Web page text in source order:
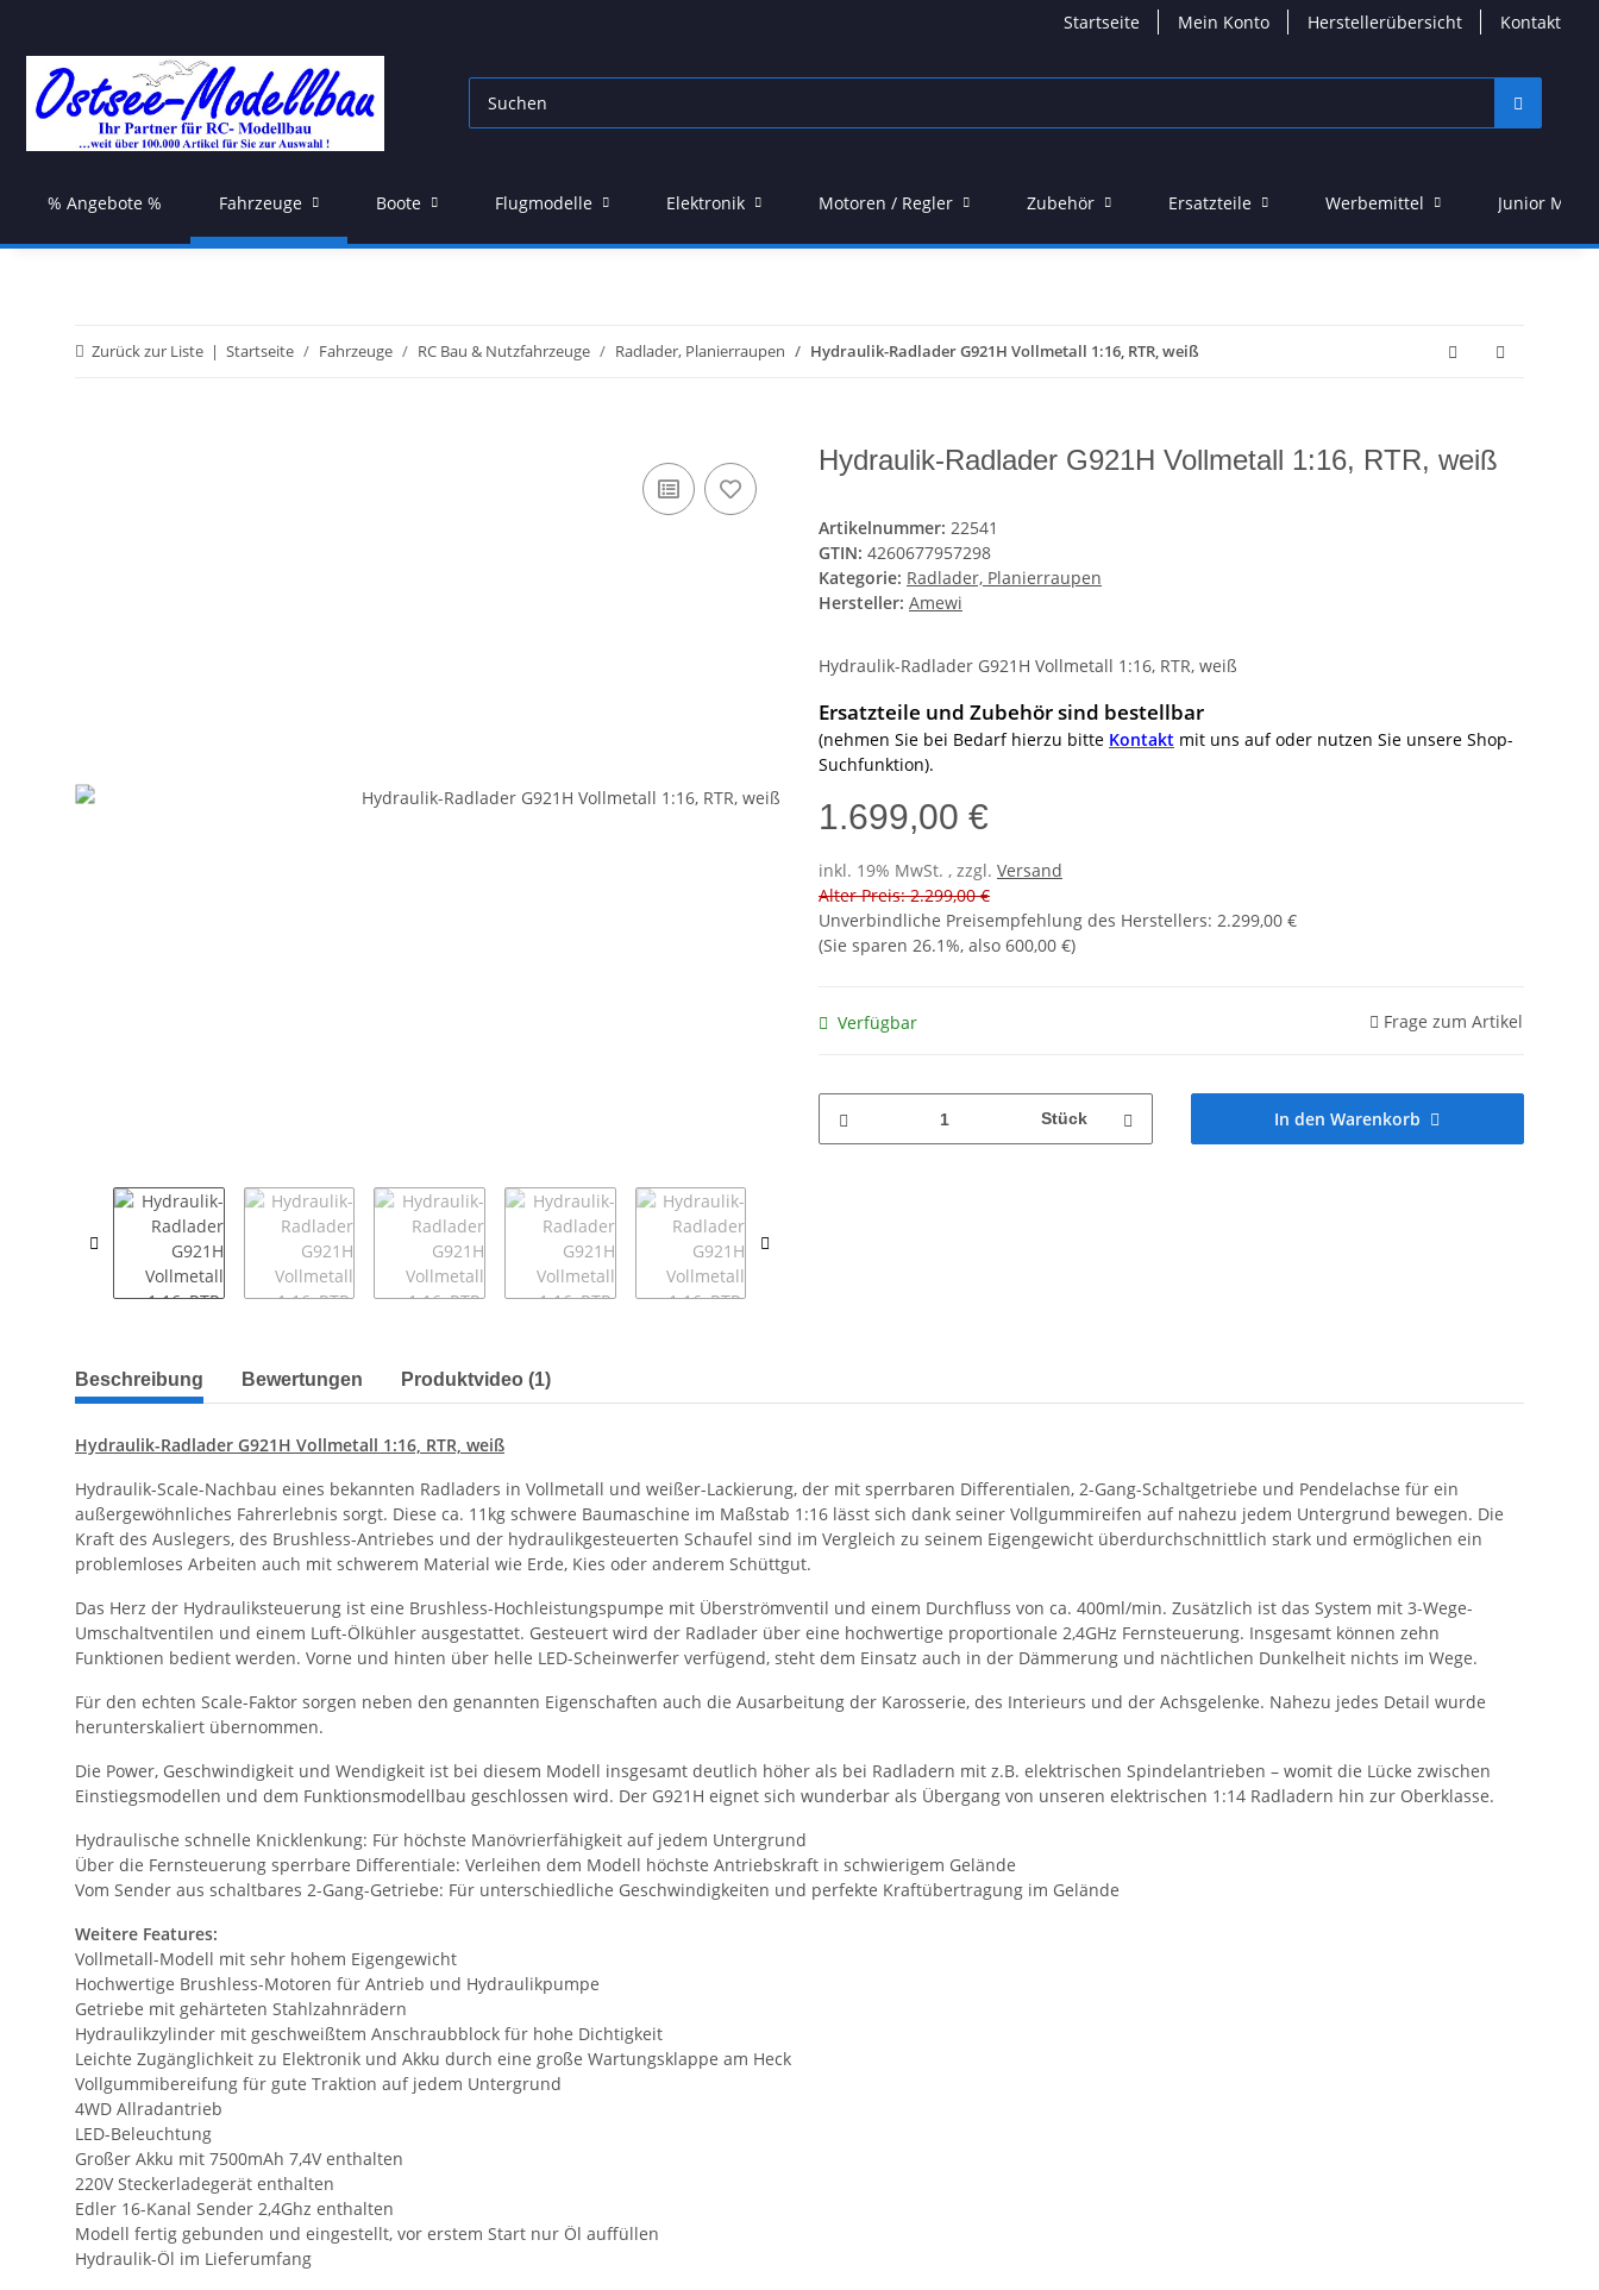
Startseite Mein Konto Herstellerübersicht Kontakt
% Angebote % Fahrzeuge Boote Flugmodelle Elektronik Motoren / Regler Zubehör Ersatzteile Werbemittel Junior
Zurück zur Liste Startseite Fahrzeuge RC Bau & Nutzfahrzeuge Radlader, Planierraupen Hydraulik-Radlader G921H Vollmetall 1:16, RTR, weiß
Hydraulik-Radlader G921H Vollmetall 1:16, RTR, weiß
Artikelnummer: 22541
GTIN: 4260677957298
Kategorie: Radlader, Planierraupen
Hersteller: Amewi
Hydraulik-Radlader G921H Vollmetall 1:16, RTR, weiß
Ersatzteile und Zubehör sind bestellbar
(nehmen Sie bei Bedarf hierzu bitte Kontakt mit uns auf oder nutzen Sie unsere Shop-
Suchfunktion).
1.699,00 €
inkl. 19% MwSt. , zzgl. Versand
Alter Preis: 2.299,00 €
Unverbindliche Preisempfehlung des Herstellers: 2.299,00 €
(Sie sparen 26.1%, also 600,00 €)
Verfügbar Frage zum Artikel
Stück In den Warenkorb
weitere Registerkarten anzeigen
Beschreibung Bewertungen Produktvideo (1)
Hydraulik-Radlader G921H Vollmetall 1:16, RTR, weiß
Hydraulik-Scale-Nachbau eines bekannten Radladers in Vollmetall und weißer-Lackierung, der mit sperrbaren Differentialen, 2-Gang-Schaltgetriebe und Pendelachse für ein
außergewöhnliches Fahrerlebnis sorgt. Diese ca. 11kg schwere Baumaschine im Maßstab 1:16 lässt sich dank seiner Vollgummireifen auf nahezu jedem Untergrund bewegen. Die
Kraft des Auslegers, des Brushless-Antriebes und der hydraulikgesteuerten Schaufel sind im Vergleich zu seinem Eigengewicht überdurchschnittlich stark und ermöglichen ein
problemloses Arbeiten auch mit schwerem Material wie Erde, Kies oder anderem Schüttgut.
Das Herz der Hydrauliksteuerung ist eine Brushless-Hochleistungspumpe mit Überströmventil und einem Durchfluss von ca. 400ml/min. Zusätzlich ist das System mit 3-Wege-
Umschaltventilen und einem Luft-Ölkühler ausgestattet. Gesteuert wird der Radlader über eine hochwertige proportionale 2,4GHz Fernsteuerung. Insgesamt können zehn
Funktionen bedient werden. Vorne und hinten über helle LED-Scheinwerfer verfügend, steht dem Einsatz auch in der Dämmerung und nächtlichen Dunkelheit nichts im Wege.
Für den echten Scale-Faktor sorgen neben den genannten Eigenschaften auch die Ausarbeitung der Karosserie, des Interieurs und der Achsgelenke. Nahezu jedes Detail wurde
herunterskaliert übernommen.
Die Power, Geschwindigkeit und Wendigkeit ist bei diesem Modell insgesamt deutlich höher als bei Radladern mit z.B. elektrischen Spindelantrieben – womit die Lücke zwischen
Einstiegsmodellen und dem Funktionsmodellbau geschlossen wird. Der G921H eignet sich wunderbar als Übergang von unseren elektrischen 1:14 Radladern hin zur Oberklasse.
Hydraulische schnelle Knicklenkung: Für höchste Manövrierfähigkeit auf jedem Untergrund
Über die Fernsteuerung sperrbare Differentiale: Verleihen dem Modell höchste Antriebskraft in schwierigem Gelände
Vom Sender aus schaltbares 2-Gang-Getriebe: Für unterschiedliche Geschwindigkeiten und perfekte Kraftübertragung im Gelände
Weitere Features:
Vollmetall-Modell mit sehr hohem Eigengewicht
Hochwertige Brushless-Motoren für Antrieb und Hydraulikpumpe
Getriebe mit gehärteten Stahlzahnrädern
Hydraulikzylinder mit geschweißtem Anschraubblock für hohe Dichtigkeit
Leichte Zugänglichkeit zu Elektronik und Akku durch eine große Wartungsklappe am Heck
Vollgummibereifung für gute Traktion auf jedem Untergrund
4WD Allradantrieb
LED-Beleuchtung
Großer Akku mit 7500mAh 7,4V enthalten
220V Steckerladegerät enthalten
Edler 16-Kanal Sender 2,4Ghz enthalten
Modell fertig gebunden und eingestellt, vor erstem Start nur Öl auffüllen
Hydraulik-Öl im Lieferumfang